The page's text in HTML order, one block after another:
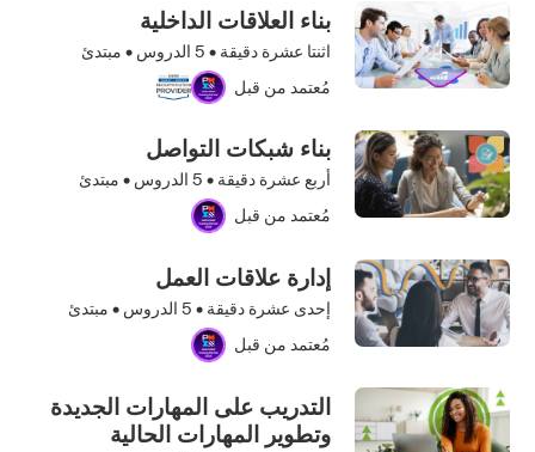
بناء العلاقات الداخلية
اثنتا عشرة دقيقة • 5 الدروس • مبتدئ
مُعتمد من قبل
بناء شبكات التواصل
أربع عشرة دقيقة • 5 الدروس • مبتدئ
مُعتمد من قبل
إدارة علاقات العمل
إحدى عشرة دقيقة • 5 الدروس • مبتدئ
مُعتمد من قبل
التدريب على المهارات الجديدة
وتطوير المهارات الحالية